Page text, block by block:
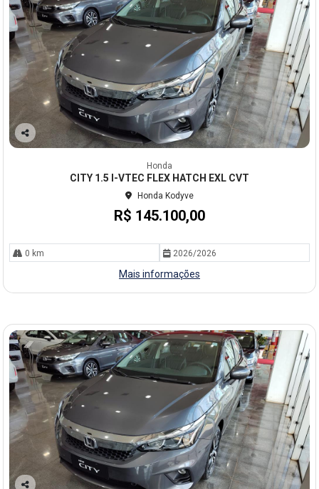
Co
Honda
CITY 1.5 I-VTEC FLEX HATCH EXL CVT
Honda Kodyve
R$ 145.100,00
0 km 2026/2026
Mais informações